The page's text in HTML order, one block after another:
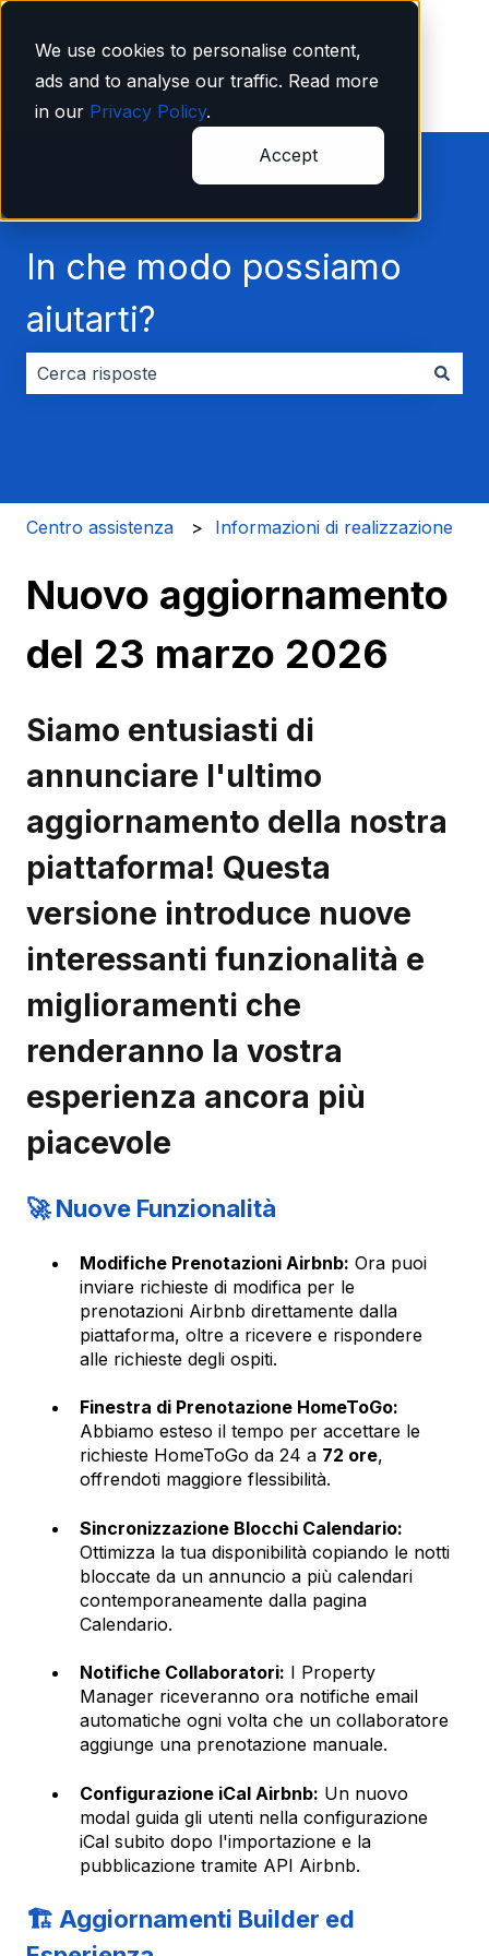
We use cookies to personalise content,
ads and to analyse our traffic. Read more
in our Privacy Policy.
Accept
In che modo possiamo
aiutarti?
Centro assistenza Informazioni di realizzazione
Nuovo aggiornamento
del 23 marzo 2026
Siamo entusiasti di
annunciare l'ultimo
aggiornamento della nostra
piattaforma! Questa
versione introduce nuove
interessanti funzionalità e
miglioramenti che
renderanno la vostra
esperienza ancora più
piacevole
🚀 Nuove Funzionalità
Modifiche Prenotazioni Airbnb: Ora puoi
inviare richieste di modifica per le
prenotazioni Airbnb direttamente dalla
piattaforma, oltre a ricevere e rispondere
alle richieste degli ospiti.
Finestra di Prenotazione HomeToGo:
Abbiamo esteso il tempo per accettare le
richieste HomeToGo da 24 a 72 ore,
offrendoti maggiore flessibilità.
Sincronizzazione Blocchi Calendario:
Ottimizza la tua disponibilità copiando le notti
bloccate da un annuncio a più calendari
contemporaneamente dalla pagina
Calendario.
Notifiche Collaboratori: I Property
Manager riceveranno ora notifiche email
automatiche ogni volta che un collaboratore
aggiunge una prenotazione manuale.
Configurazione iCal Airbnb: Un nuovo
modal guida gli utenti nella configurazione
iCal subito dopo l'importazione e la
pubblicazione tramite API Airbnb.
🏗️ Aggiornamenti Builder ed